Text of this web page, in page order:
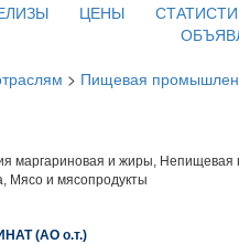
ЦЕНЫ
> Пищевая
маргариновая и жиры, Непищевая
Мясо и мясопродукты
(АО о.т.)